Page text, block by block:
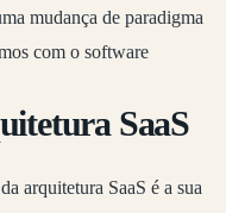
mudança de paradigma
com o software
SaaS
arquitetura SaaS é a sua